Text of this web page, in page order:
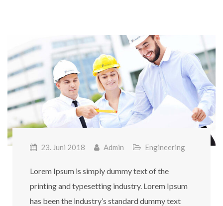
23. Juni 2018 Admin Engineering
Lorem Ipsum is simply dummy text of the
printing and typesetting industry. Lorem Ipsum
has been the industry’s standard dummy text